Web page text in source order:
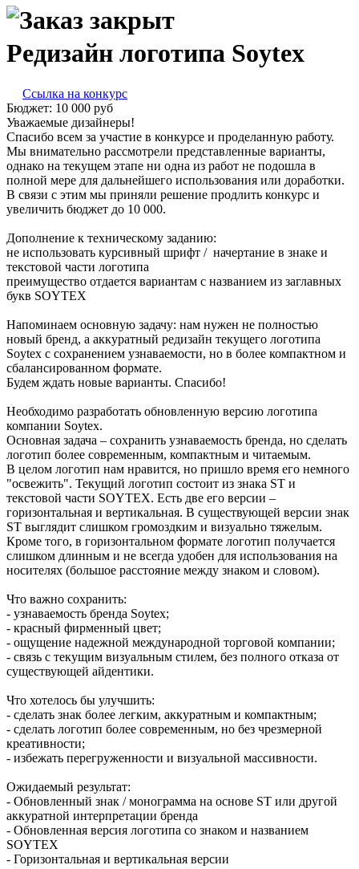
Редизайн логотипа Soytex
Ссылка на конкурс
Бюджет: 10 000 руб
Уважаемые дизайнеры!
Спасибо всем за участие в конкурсе и проделанную работу.
Мы внимательно рассмотрели представленные варианты,
однако на текущем этапе ни одна из работ не подошла в
полной мере для дальнейшего использования или доработки.
В связи с этим мы приняли решение продлить конкурс и
увеличить бюджет до 10 000.
Дополнение к техническому заданию:
не использовать курсивный шрифт / начертание в знаке и
текстовой части логотипа
преимущество отдается вариантам с названием из заглавных
букв SOYTEX
Напоминаем основную задачу: нам нужен не полностью
новый бренд, а аккуратный редизайн текущего логотипа
Soytex с сохранением узнаваемости, но в более компактном и
сбалансированном формате.
Будем ждать новые варианты. Спасибо!
Необходимо разработать обновленную версию логотипа
компании Soytex.
Основная задача – сохранить узнаваемость бренда, но сделать
логотип более современным, компактным и читаемым.
В целом логотип нам нравится, но пришло время его немного
"освежить". Текущий логотип состоит из знака ST и
текстовой части SOYTEX. Есть две его версии –
горизонтальная и вертикальная. В существующей версии знак
ST выглядит слишком громоздким и визуально тяжелым.
Кроме того, в горизонтальном формате логотип получается
слишком длинным и не всегда удобен для использования на
носителях (большое расстояние между знаком и словом).
Что важно сохранить:
- узнаваемость бренда Soytex;
- красный фирменный цвет;
- ощущение надежной международной торговой компании;
- связь с текущим визуальным стилем, без полного отказа от
существующей айдентики.
Что хотелось бы улучшить:
- сделать знак более легким, аккуратным и компактным;
- сделать логотип более современным, но без чрезмерной
креативности;
- избежать перегруженности и визуальной массивности.
Ожидаемый результат:
- Обновленный знак / монограмма на основе ST или другой
аккуратной интерпретации бренда
- Обновленная версия логотипа со знаком и названием
SOYTEX
- Горизонтальная и вертикальная версии